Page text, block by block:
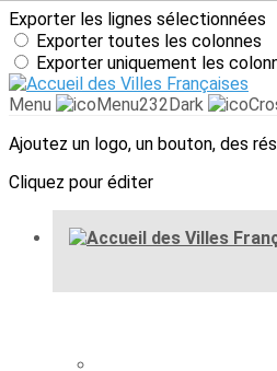
Exporter les lignes sélectionnées
Exporter toutes les colonnes
Exporter uniquement les
Menu
Ajoutez un logo, un bouton, des
Cliquez pour éditer